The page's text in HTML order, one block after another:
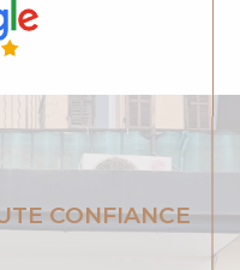
CONFIANCE